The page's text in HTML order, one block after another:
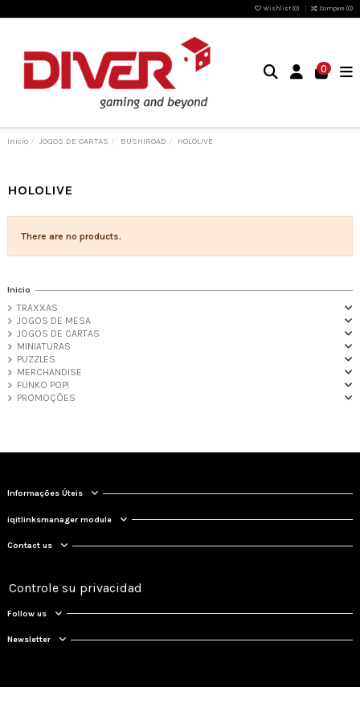
Wishlist (0) Compare (0)
0
Inicio JOGOS DE CARTAS BUSHIROAD HOLOLIVE
HOLOLIVE
There are no products.
Inicio
TRAXXAS
JOGOS DE MESA
JOGOS DE CARTAS
MINIATURAS
PUZZLES
MERCHANDISE
FUNKO POP!
PROMOÇÕES
Informações Úteis
iqitlinksmanager module
Contact us
Controle su privacidad
Follow us
Newsletter